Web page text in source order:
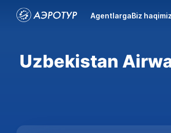
AgentlargaBiz
Uzbekistan